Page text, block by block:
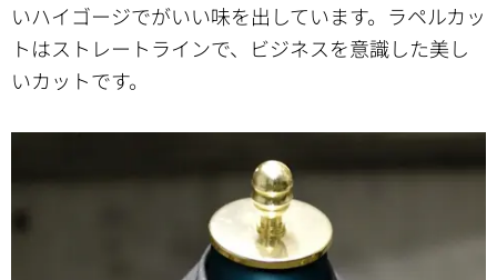
いハイゴージでがいい味を出しています。ラペルカッ
トはストレートラインで、ビジネスを意識した美し
いカットです。